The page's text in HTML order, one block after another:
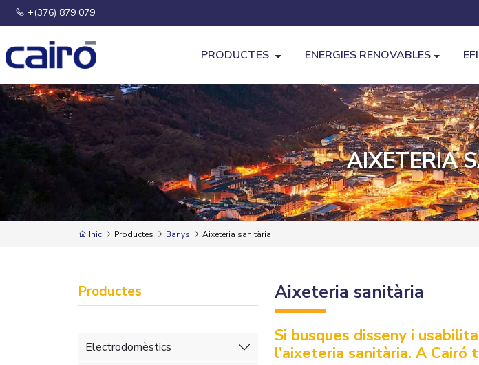
+(376) 879 079
PRODUCTES ENERGIES RENOVABLES
AIXETERIA
Inici Productes Banys Aixeteria sanitària
Productes
Electrodomèstics
Aixeteria sanitària
Si busques disseny i
l'aixeteria sanitària. A Cairó